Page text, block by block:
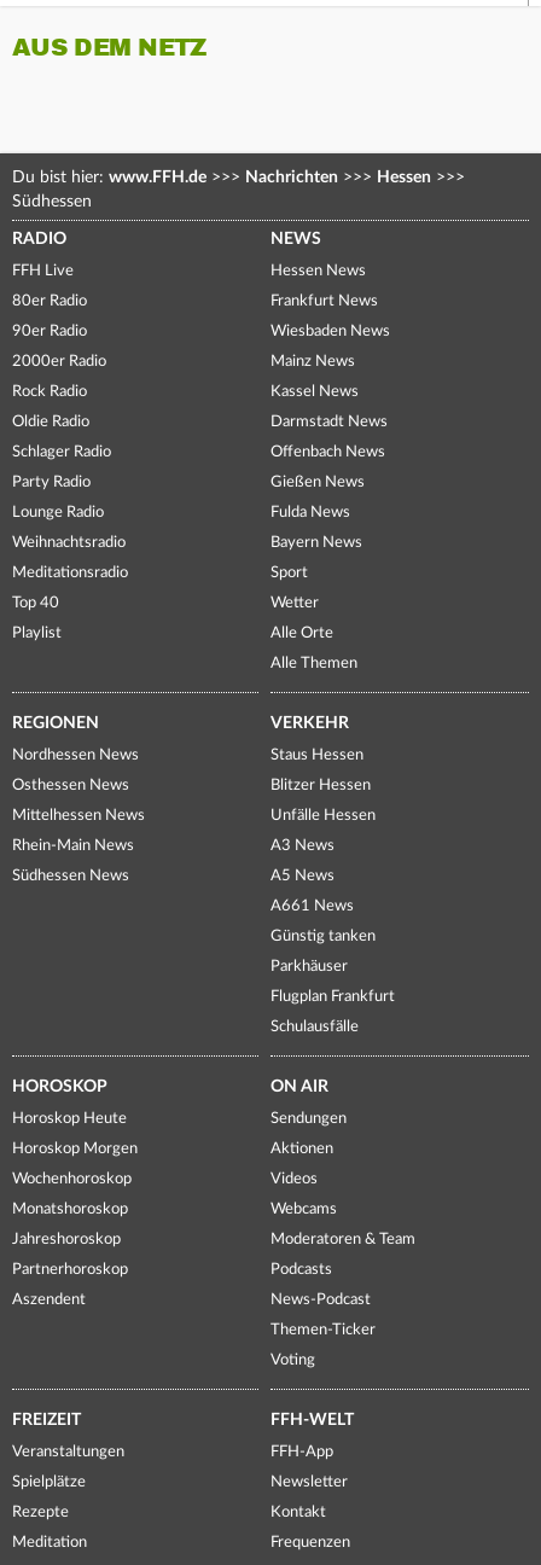
AUS DEM NETZ
Du bist hier: www.FFH.de >>> Nachrichten >>> Hessen >>>
Südhessen
RADIO
FFH Live
80er Radio
90er Radio
2000er Radio
Rock Radio
Oldie Radio
Schlager Radio
Party Radio
Lounge Radio
Weihnachtsradio
Meditationsradio
Top 40
Playlist
NEWS
Hessen News
Frankfurt News
Wiesbaden News
Mainz News
Kassel News
Darmstadt News
Offenbach News
Gießen News
Fulda News
Bayern News
Sport
Wetter
Alle Orte
Alle Themen
REGIONEN
Nordhessen News
Osthessen News
Mittelhessen News
Rhein-Main News
Südhessen News
VERKEHR
Staus Hessen
Blitzer Hessen
Unfälle Hessen
A3 News
A5 News
A661 News
Günstig tanken
Parkhäuser
Flugplan Frankfurt
Schulausfälle
HOROSKOP
Horoskop Heute
Horoskop Morgen
Wochenhoroskop
Monatshoroskop
Jahreshoroskop
Partnerhoroskop
Aszendent
ON AIR
Sendungen
Aktionen
Videos
Webcams
Moderatoren & Team
Podcasts
News-Podcast
Themen-Ticker
Voting
FREIZEIT
Veranstaltungen
Spielplätze
Rezepte
Meditation
FFH-WELT
FFH-App
Newsletter
Kontakt
Frequenzen